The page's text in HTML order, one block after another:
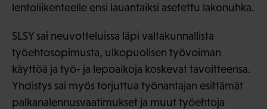
lentoliikenteelle ensi lauantaiksi asetettu lakonuhka.
SLSY sai neuvotteluissa läpi valtakunnallista
työehtosopimusta, ulkopuolisen työvoiman
käyttöä ja työ- ja lepoaikoja koskevat tavoitteensa.
Yhdistys sai myös torjuttua työnantajan esittämät
palkanalennusvaatimukset ja muut työehtoja